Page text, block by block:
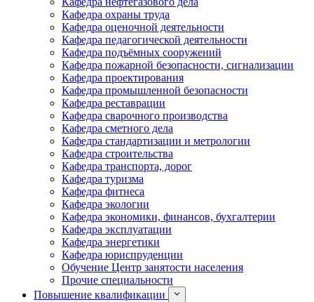
Кафедра охраны труда
Кафедра оценочной деятельности
Кафедра педагогической деятельности
Кафедра подъёмных сооружений
Кафедра пожарной безопасности, сигнализации
Кафедра проектирования
Кафедра промышленной безопасности
Кафедра реставрации
Кафедра сварочного производства
Кафедра сметного дела
Кафедра стандартизации и метрологии
Кафедра строительства
Кафедра транспорта, дорог
Кафедра туризма
Кафедра фитнеса
Кафедра экологии
Кафедра экономики, финансов, бухгалтерии
Кафедра эксплуатации
Кафедра энергетики
Кафедра юриспруденции
Обучение Центр занятости населения
Прочие специальности
Повышение квалификации